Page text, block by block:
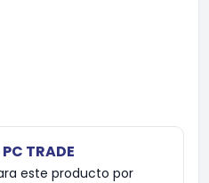
PC TRADE
este producto por